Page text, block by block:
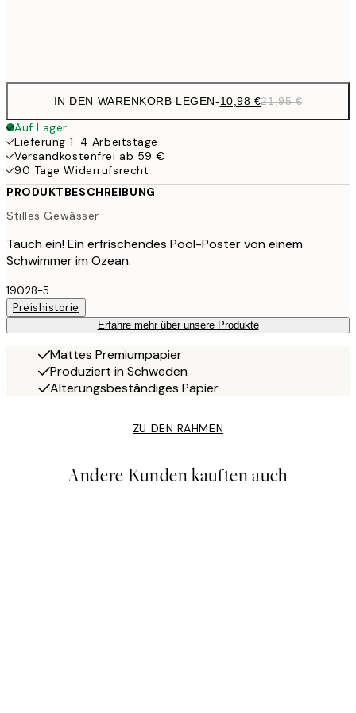
IN DEN WARENKORB LEGEN-10,98 €21,95 €
Auf Lager
Lieferung 1-4 Arbeitstage
Versandkostenfrei ab 59 €
90 Tage Widerrufsrecht
PRODUKTBESCHREIBUNG
Stilles Gewässer
Tauch ein! Ein erfrischendes Pool-Poster von einem
Schwimmer im Ozean.
19028-5
Preishistorie
Erfahre mehr über unsere Produkte
Mattes Premiumpapier
Produziert in Schweden
Alterungsbeständiges Papier
ZU DEN RAHMEN
Andere Kunden kauften auch